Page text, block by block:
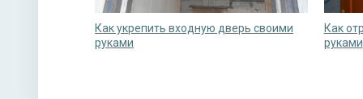
Как укрепить входную дверь своими
руками
Как
руками